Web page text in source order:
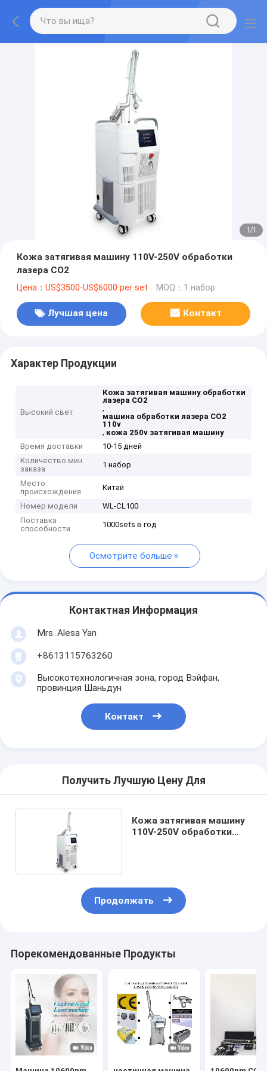
1/1
Кожа затягивая машину 110V-250V обработки
лазера СО2
Цена：US$3500-US$6000 per set MOQ：1 набор
Лучшая цена Контакт
Характер Продукции
Высокий свет
Кожа затягивая машину обработки
лазера СО2
,
машина обработки лазера СО2
110v
, кожа 250v затягивая машину
Время доставки
10-15 дней
Количество мин
заказа
1 набор
Место
происхождения
Китай
Номер модели
WL-CL100
Поставка
способности
1000sets в год
Осмотрите больше
Контактная Информация
Mrs. Alesa Yan
+8613115763260
Высокотехнологичная зона, город Вэйфан,
провинция Шаньдун
Контакт
Получить Лучшую Цену Для
Кожа затягивая машину
110V-250V обработки
Продолжать
Порекомендованные Продукты